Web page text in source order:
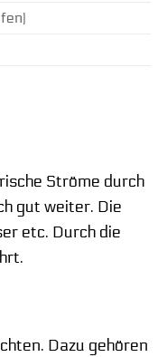
Ströme durch
gut weiter. Die
etc. Durch die
Dazu gehören